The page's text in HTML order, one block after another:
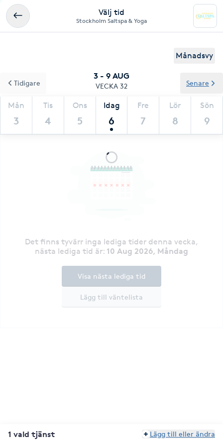
Välj tid
Stockholm Saltspa & Yoga
Månadsvy
3 - 9 AUG
VECKA 32
Mån
3
Tis
4
Ons
5
Idag
6
Fre
7
Lör
8
Sön
9
Tidigare Senare
Det finns tyvärr inga lediga tider denna vecka,
nästa lediga tid är: 10 Aug 2026, Måndag
Lägg till väntelista
Visa nästa lediga tid
1 vald tjänst Lägg till eller ändra